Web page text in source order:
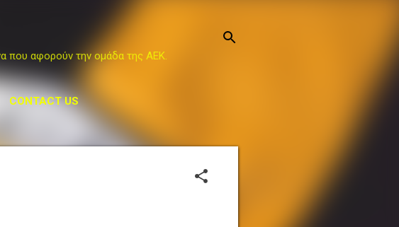
που αφορούν την ομάδα της ΑΕΚ.
CONTACT US